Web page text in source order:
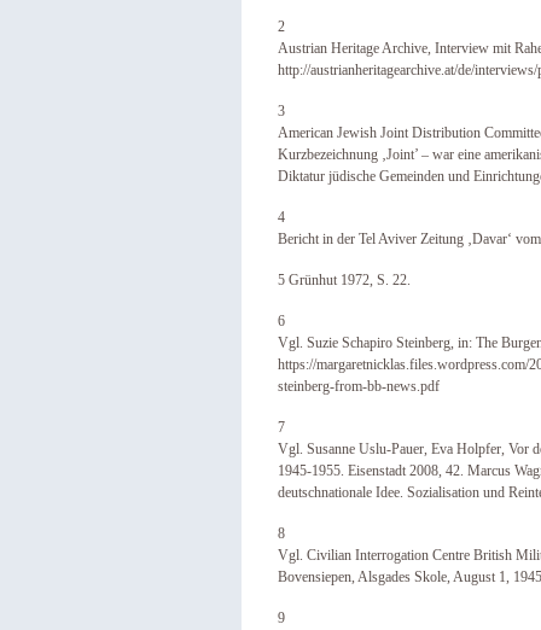
2
Austrian Heritage Archive, Interview mit
http://austrianheritagearchive.at/de/
3
American Jewish Joint Distribution
Kurzbezeichnung ‚Joint’ – war eine
Diktatur jüdische Gemeinden und
4
Bericht in der Tel Aviver Zeitung ‚Davar‘
5 Grünhut 1972, S. 22.
6
Vgl. Suzie Schapiro Steinberg, in: The
https://margaretnicklas.files.wordpress.com/
steinberg-from-bb-news.pdf
7
Vgl. Susanne Uslu-Pauer, Eva Holpfer, Vor
1945-1955. Eisenstadt 2008, 42. Marcus
deutschnationale Idee. Sozialisation und
8
Vgl. Civilian Interrogation Centre British
Bovensiepen, Alsgades Skole, August 1,
9